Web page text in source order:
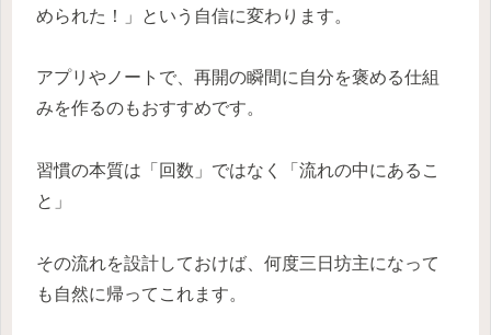
められた！」という自信に変わります。
アプリやノートで、再開の瞬間に自分を褒める仕組
みを作るのもおすすめです。
習慣の本質は「回数」ではなく「流れの中にあるこ
と」
その流れを設計しておけば、何度三日坊主になって
も自然に帰ってこれます。